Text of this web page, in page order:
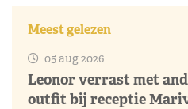
Meest gelezen
05 aug 2026
Leonor verrast met
outfit bij receptie